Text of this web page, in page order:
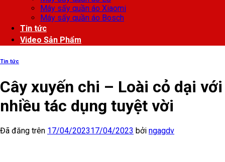
Máy sấy quần áo Xiaomi
Máy sấy quần áo Bosch
Tin tức
Video Sản Phẩm
Tin tức
Cây xuyến chi – Loài cỏ dại với
nhiều tác dụng tuyệt vời
Đã đăng trên 17/04/202317/04/2023 bởi ngagdv